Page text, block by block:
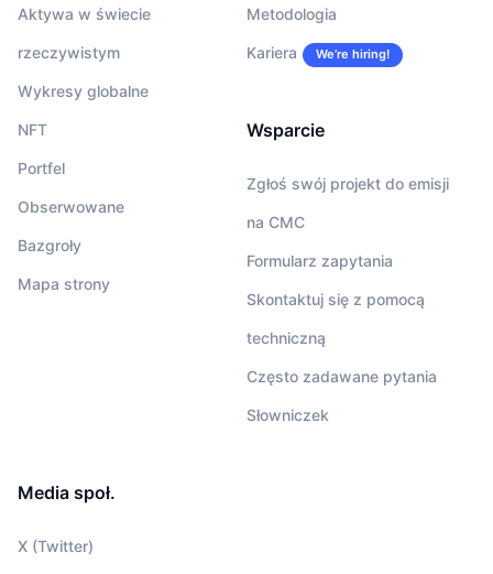
Aktywa w świecie
rzeczywistym
Wykresy globalne
NFT
Portfel
Obserwowane
Bazgroły
Mapa strony
Metodologia
Kariera We’re hiring!
Wsparcie
Zgłoś swój projekt do emisji
na CMC
Formularz zapytania
Skontaktuj się z pomocą
techniczną
Często zadawane pytania
Słowniczek
Media społ.
X (Twitter)